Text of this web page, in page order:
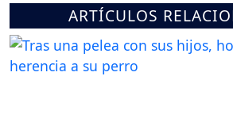
ARTÍCULOS